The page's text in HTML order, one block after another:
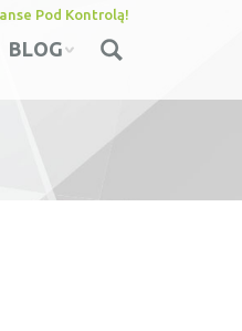
Pod Kontrolą!
BLOG